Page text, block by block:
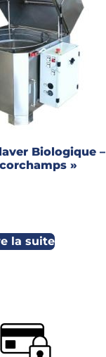
Biologique –
»
la suite